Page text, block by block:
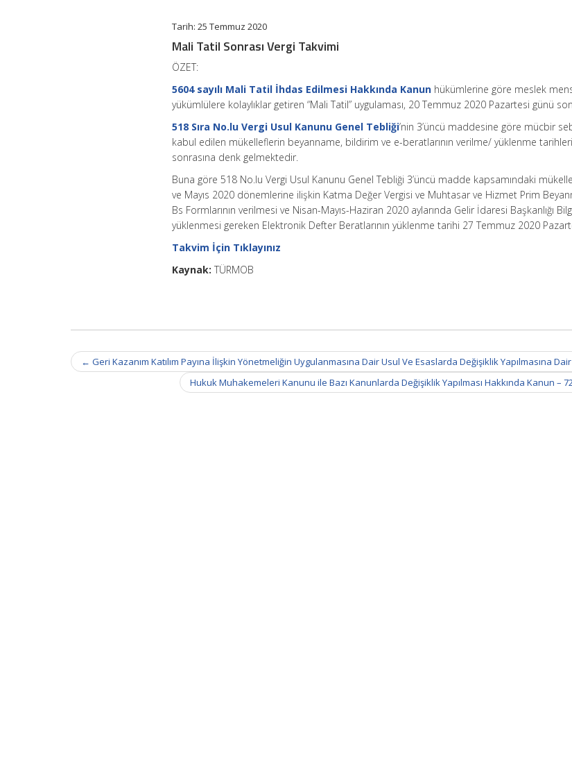
Tarih: 25 Temmuz 2020
Mali Tatil Sonrası Vergi Takvimi
ÖZET:
5604 sayılı Mali Tatil İhdas Edilmesi Hakkında Kanun hükümlerine göre meslek
yükümlülere kolaylıklar getiren “Mali Tatil” uygulaması, 20 Temmuz 2020 Pazartesi günü
518 Sıra No.lu Vergi Usul Kanunu Genel Tebliği’nin 3’üncü maddesine göre mücbir
kabul edilen mükelleflerin beyanname, bildirim ve e-beratlarının verilme/ yüklenme
sonrasına denk gelmektedir.
Buna göre 518 No.lu Vergi Usul Kanunu Genel Tebliği 3’üncü madde kapsamındaki
ve Mayıs 2020 dönemlerine ilişkin Katma Değer Vergisi ve Muhtasar ve Hizmet Prim
Bs Formlarının verilmesi ve Nisan-Mayıs-Haziran 2020 aylarında Gelir İdaresi Başkanlığı
yüklenmesi gereken Elektronik Defter Beratlarının yüklenme tarihi 27 Temmuz 2020
Takvim İçin Tıklayınız
Kaynak: TÜRMOB
Post
navigation
← Geri Kazanım Katılım Payına İlişkin Yönetmeliğin Uygulanmasına Dair Usul Ve Esaslarda Değişiklik Yapılmasına
Hukuk Muhakemeleri Kanunu ile Bazı Kanunlarda Değişiklik Yapılması Hakkında Kanun –